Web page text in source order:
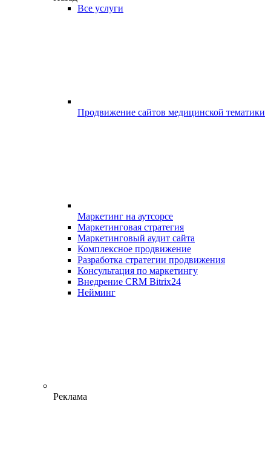
Все услуги
Продвижение сайтов медицинской тематики
Маркетинг на аутсорсе
Маркетинговая стратегия
Маркетинговый аудит сайта
Комплексное продвижение
Разработка стратегии продвижения
Консультация по маркетингу
Внедрение CRM Bitrix24
Нейминг
Реклама